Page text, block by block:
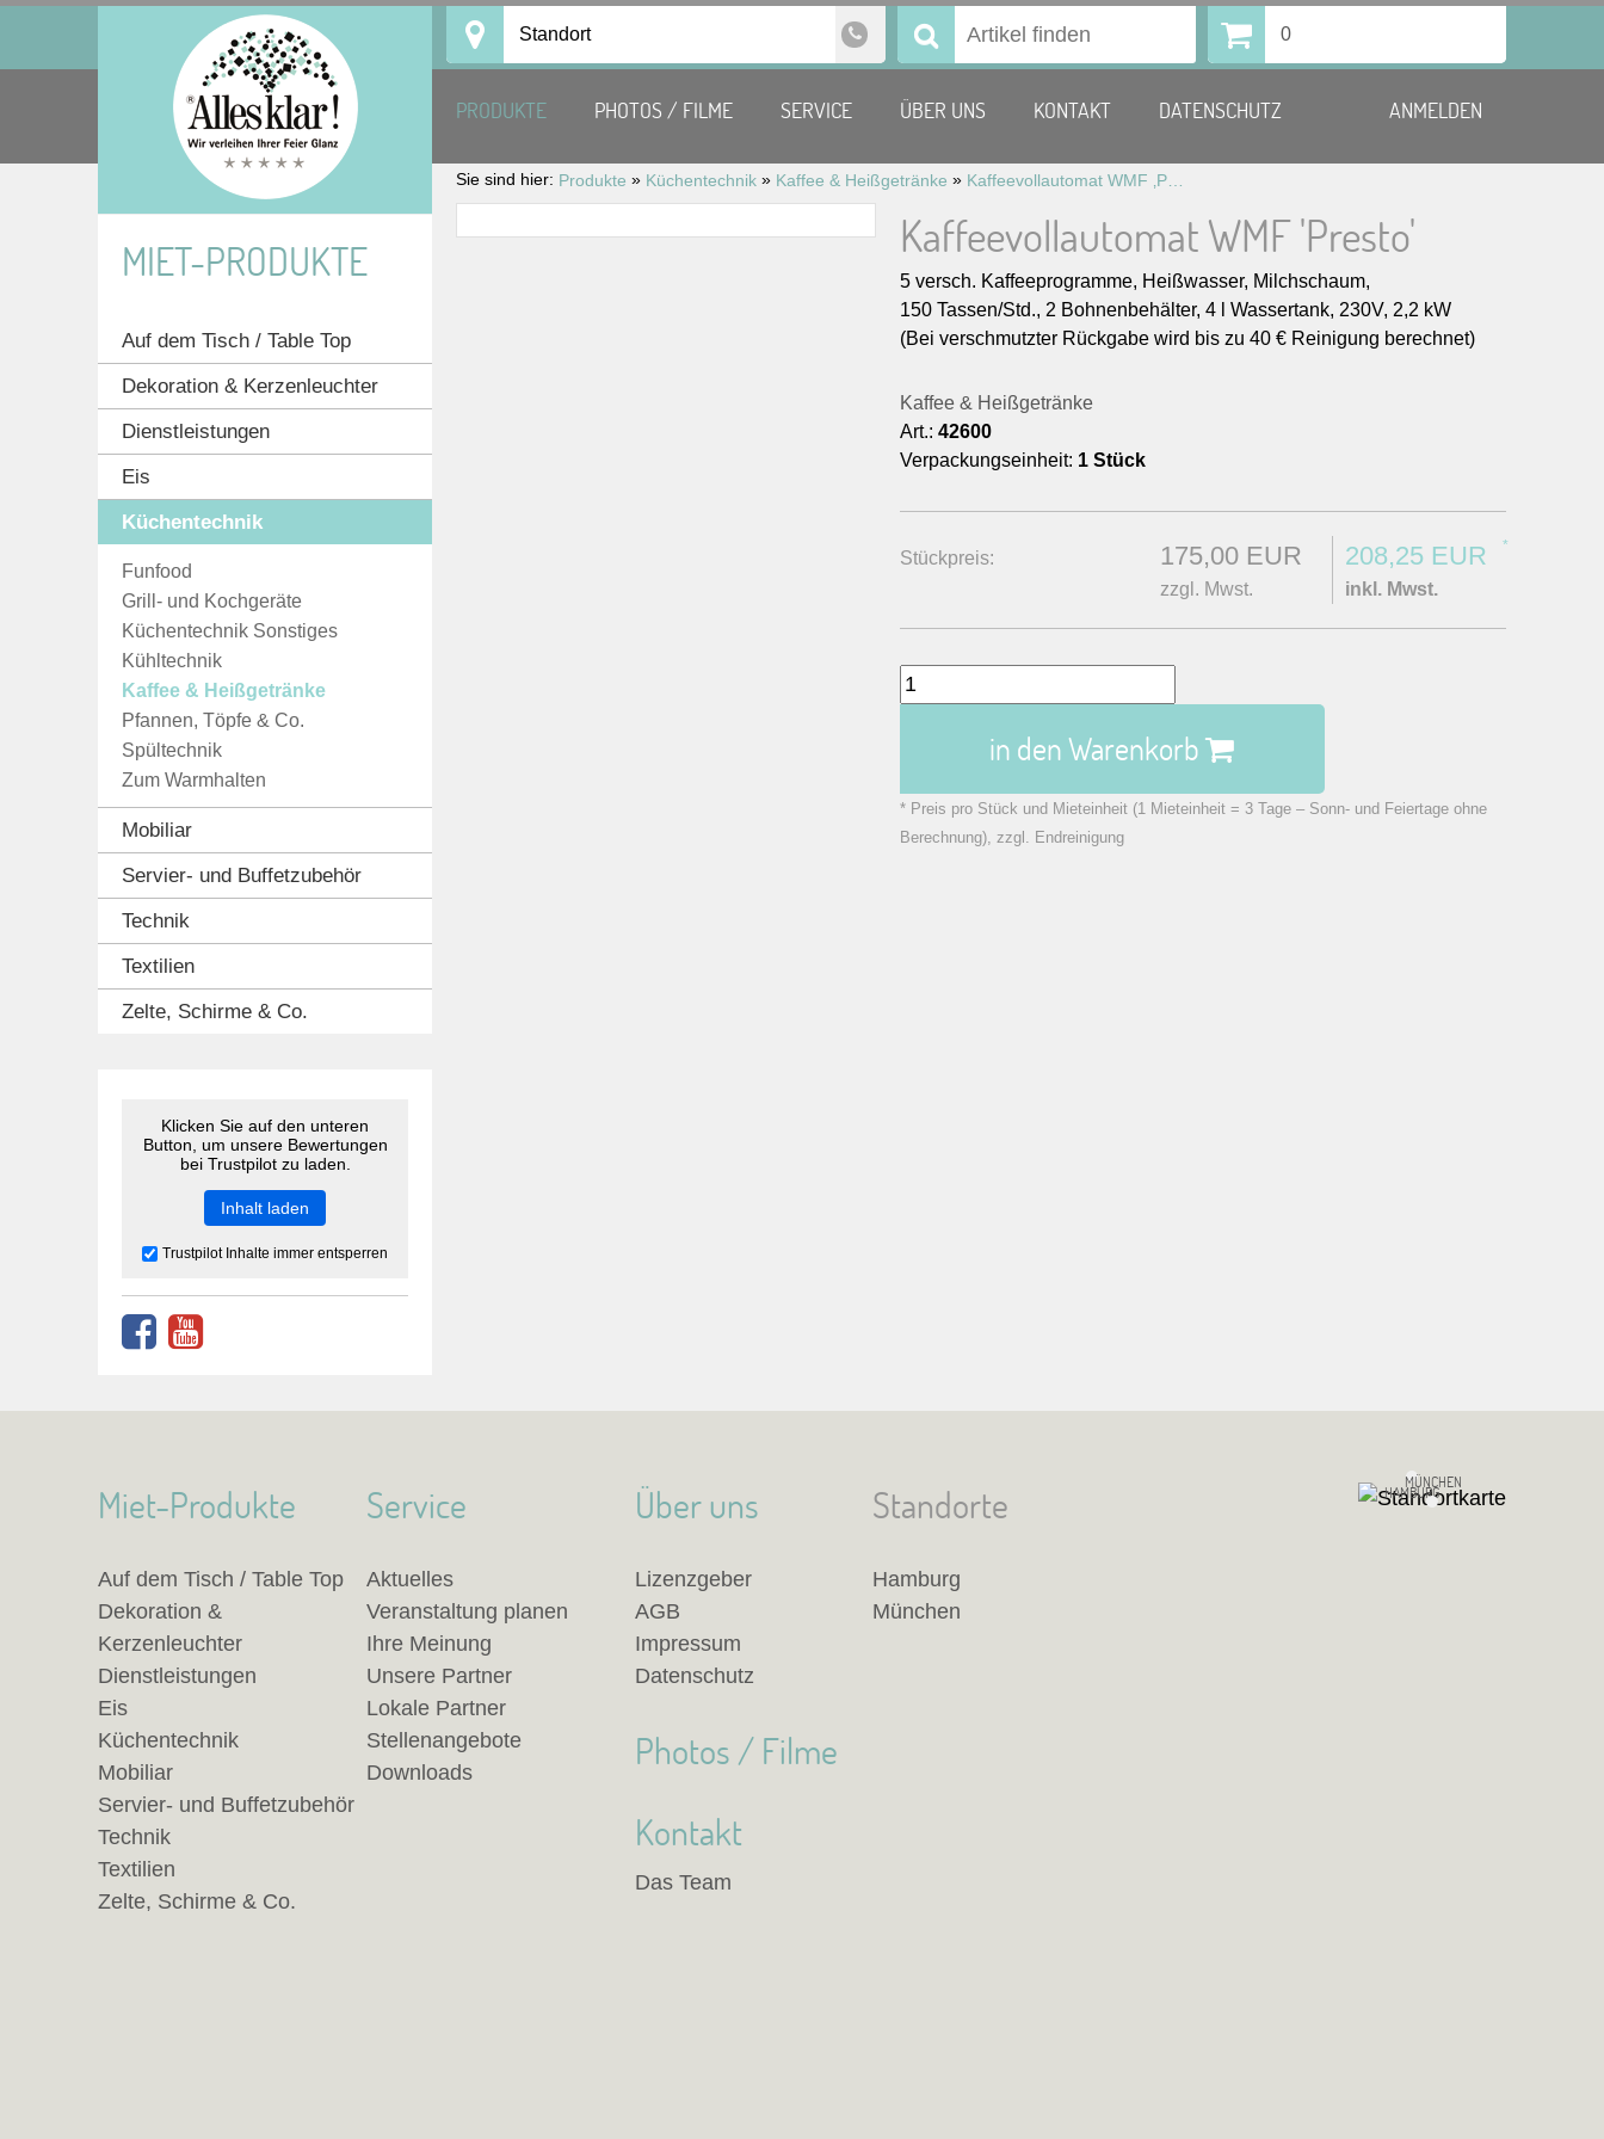
Standort Suchen 0
PRODUKTE PHOTOS / FILME SERVICE ÜBER UNS KONTAKT DATENSCHUTZ ANMELDEN
Sie sind hier: Produkte » Küchentechnik » Kaffee & Heißgetränke »
Kaffeevollautomat WMF 'Presto'
5 versch. Kaffeeprogramme, Heißwasser, Milchschaum,
150 Tassen/Std., 2 Bohnenbehälter, 4 l Wassertank, 230V, 2,2 kW
(Bei verschmutzter Rückgabe wird bis zu 40 € Reinigung berechnet)
Kaffee & Heißgetränke
Art.: 42600
Verpackungseinheit: 1 Stück
Stückpreis: 175,00 EUR
zzgl. Mwst.
208,25 EUR *
inkl. Mwst.
in den Warenkorb
* Preis pro Stück und Mieteinheit (1 Mieteinheit = 3 Tage – Sonn- und Feiertage ohne
Berechnung), zzgl. Endreinigung
MIET-PRODUKTE
Auf dem Tisch / Table Top
Dekoration & Kerzenleuchter
Dienstleistungen
Eis
Küchentechnik
Funfood
Grill- und Kochgeräte
Küchentechnik Sonstiges
Kühltechnik
Kaffee & Heißgetränke
Pfannen, Töpfe & Co.
Spültechnik
Zum Warmhalten
Mobiliar
Servier- und Buffetzubehör
Technik
Textilien
Zelte, Schirme & Co.
Klicken Sie auf den unteren
Button, um unsere Bewertungen
bei Trustpilot zu laden.
Inhalt laden
Trustpilot Inhalte immer entsperren
Standorte
Hamburg
München
HAMBURG
MÜNCHEN
Miet-Produkte
Auf dem Tisch / Table Top
Dekoration &
Kerzenleuchter
Dienstleistungen
Eis
Küchentechnik
Mobiliar
Servier- und Buffetzubehör
Technik
Textilien
Zelte, Schirme & Co.
Service
Aktuelles
Veranstaltung planen
Ihre Meinung
Unsere Partner
Lokale Partner
Stellenangebote
Downloads
Über uns
Lizenzgeber
AGB
Impressum
Datenschutz
Photos / Filme
Kontakt
Das Team